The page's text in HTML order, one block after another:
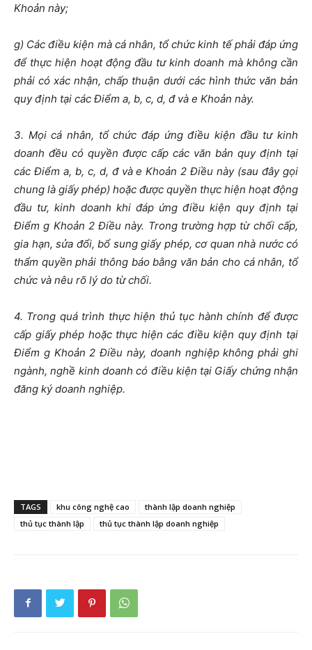
Khoản này;
g) Các điều kiện mà cá nhân, tổ chức kinh tế phải đáp ứng
để thực hiện hoạt động đầu tư kinh doanh mà không cần
phải có xác nhận, chấp thuận dưới các hình thức văn bản
quy định tại các Điểm a, b, c, d, đ và e Khoản này.
3. Mọi cá nhân, tổ chức đáp ứng điều kiện đầu tư kinh
doanh đều có quyền được cấp các văn bản quy định tại
các Điểm a, b, c, d, đ và e Khoản 2 Điều này (sau đây gọi
chung là giấy phép) hoặc được quyền thực hiện hoạt động
đầu tư, kinh doanh khi đáp ứng điều kiện quy định tại
Điểm g Khoản 2 Điều này. Trong trường hợp từ chối cấp,
gia hạn, sửa đổi, bổ sung giấy phép, cơ quan nhà nước có
thẩm quyền phải thông báo bằng văn bản cho cá nhân, tổ
chức và nêu rõ lý do từ chối.
4. Trong quá trình thực hiện thủ tục hành chính để được
cấp giấy phép hoặc thực hiện các điều kiện quy định tại
Điểm g Khoản 2 Điều này, doanh nghiệp không phải ghi
ngành, nghề kinh doanh có điều kiện tại Giấy chứng nhận
đăng ký doanh nghiệp.
TAGS khu công nghệ cao
thành lập doanh nghiệp
thủ tục thành lập
thủ tục thành lập doanh nghiệp